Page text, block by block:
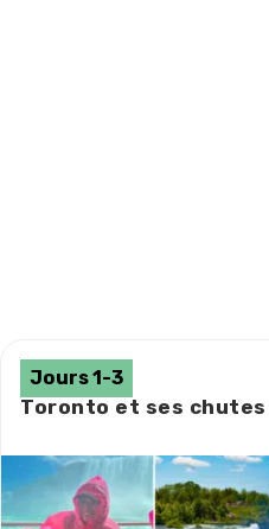
Jours 1-3
Toronto et ses chutes